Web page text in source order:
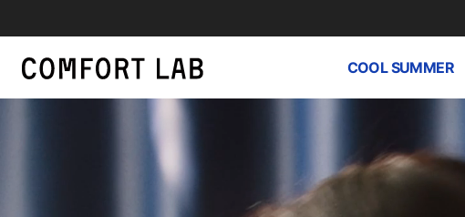
COOL SUMMER